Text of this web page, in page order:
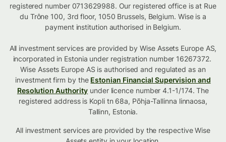
registered number 0713629988. Our registered office is at Rue
du Trône 100, 3rd floor, 1050 Brussels, Belgium. Wise is a
payment institution authorised in Belgium.
All investment services are provided by Wise Assets Europe AS,
incorporated in Estonia under registration number 16267372.
Wise Assets Europe AS is authorised and regulated as an
investment firm by the Estonian Financial Supervision and
Resolution Authority under licence number 4.1-1/174. The
registered address is Kopli tn 68a, Põhja-Tallinna linnaosa,
Tallinn, Estonia.
All investment services are provided by the respective Wise